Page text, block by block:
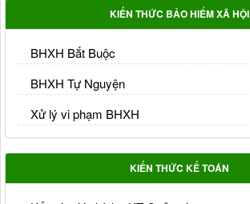
KIẾN THỨC BẢO HIỂM XÃ HỘI
BHXH Bắt Buộc
BHXH Tự Nguyện
Xử lý vi phạm BHXH
KIẾN THỨC KẾ TOÁN